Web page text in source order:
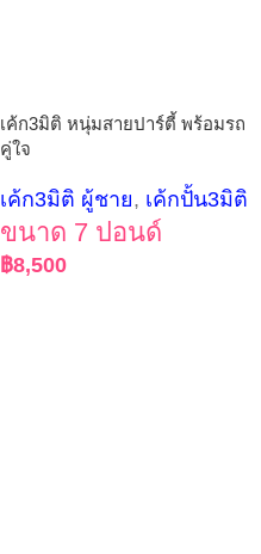
เค้ก3มิติ หนุ่มสายปาร์ตี้ พร้อมรถ
คู่ใจ
เค้ก3มิติ ผู้ชาย, เค้กปั้น3มิติ
ขนาด 7 ปอนด์
฿8,500